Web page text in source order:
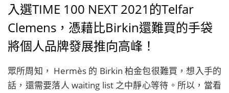
入選TIME 100 NEXT 2021的Telfar
Clemens，憑藉比Birkin還難買的手袋
將個人品牌發展推向高峰！
眾所周知， Hermès 的 Birkin 柏金包很難買，想入手的
話，還需要落人 waiting list 之中靜心等待。所以，當看